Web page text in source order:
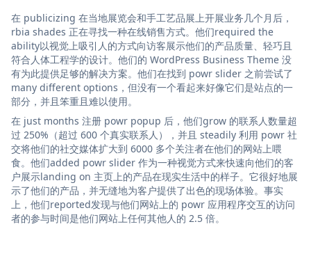
在 publicizing 在当地展览会和手工艺品展上开展业务几个月后，
rbia shades 正在寻找一种在线销售方式。他们required the
ability以视觉上吸引人的方式向访客展示他们的产品质量、轻巧且
符合人体工程学的设计。他们的 WordPress Business Theme 没
有为此提供足够的解决方案。他们在找到 powr slider 之前尝试了
many different options，但没有一个看起来好像它们是站点的一
部分，并且笨重且难以使用。
在 just months 注册 powr popup 后，他们grow 的联系人数量超
过 250%（超过 600 个真实联系人），并且 steadily 利用 powr 社
交将他们的社交媒体扩大到 6000 多个关注者在他们的网站上喂
食。他们added powr slider 作为一种视觉方式来快速向他们的客
户展示landing on 主页上的产品在现实生活中的样子。它很好地展
示了他们的产品，并无缝地为客户提供了出色的现场体验。事实
上，他们reported发现与他们网站上的 powr 应用程序交互的访问
者的参与时间是他们网站上任何其他人的 2.5 倍。